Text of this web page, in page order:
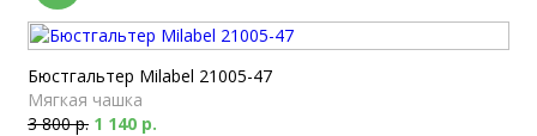
Бюстгальтер Milabel 21005-47
Мягкая чашка
3 800 р. 1 140 р.